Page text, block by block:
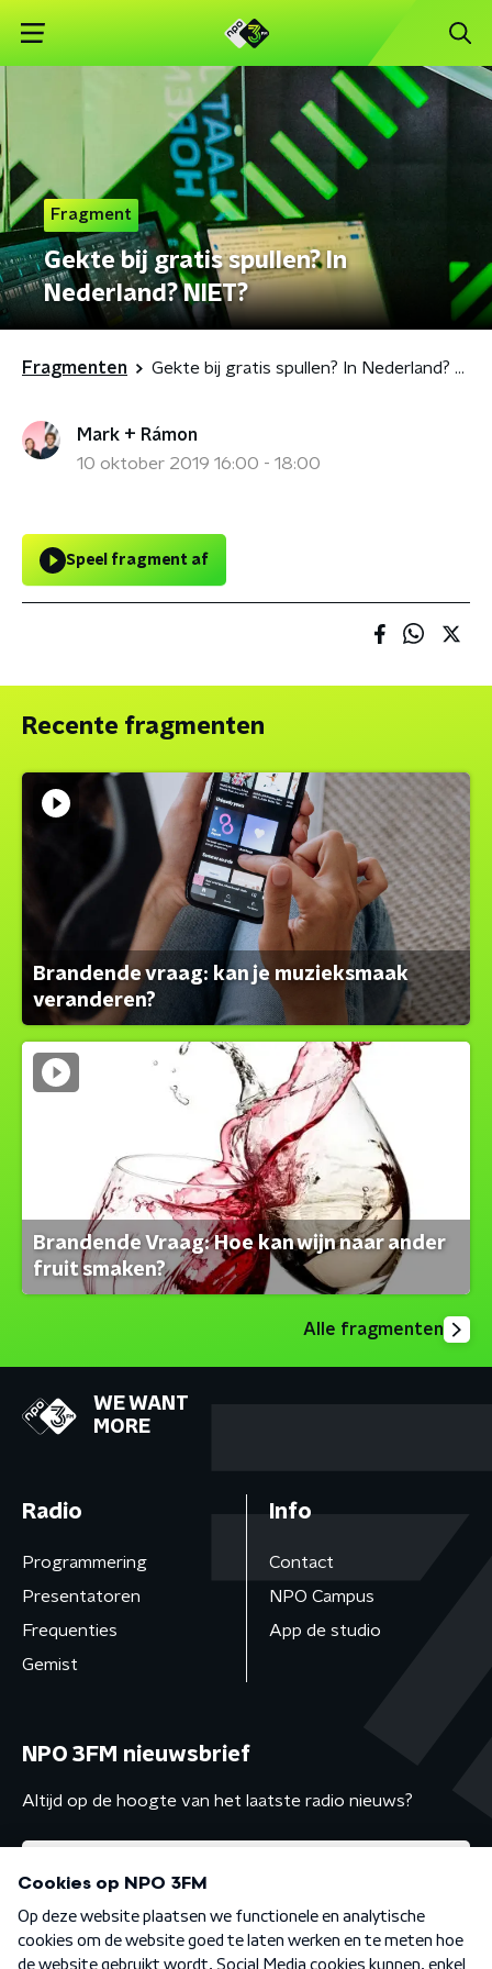
Fragment
Gekte bij gratis spullen? In
Nederland? NIET?
Fragmenten Gekte bij gratis spullen? In Nederland? NIET?
Mark + Rámon
10 oktober 2019 16:00 - 18:00
Speel fragment af
Recente fragmenten
Brandende vraag: kan je muzieksmaak
veranderen?
Brandende Vraag: Hoe kan wijn naar ander
fruit smaken?
Alle fragmenten
WE WANT
MORE
Radio
Programmering
Presentatoren
Frequenties
Gemist
Info
Contact
NPO Campus
App de studio
NPO 3FM nieuwsbrief
Altijd op de hoogte van het laatste radio nieuws?